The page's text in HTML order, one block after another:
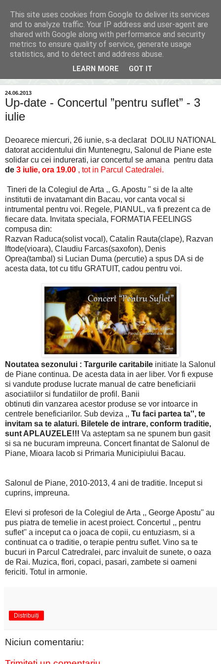
Inima Bacăului
Din inima Bacăului...spre inima ta...
24.06.2013
Up-date - Concertul ”pentru suflet” - 3
iulie
Deoarece miercuri, 26 iunie, s-a declarat DOLIU NATIONAL
datorat accidentului din Muntenegru, Salonul de Piane este
solidar cu cei indurerati, iar concertul se amana pentru data
de 3 iulie, ora 19.00 , tot in Parcul Catedralei.
Tineri de la Colegiul de Arta ,, G. Apostu '' si de la alte
institutii de invatamant din Bacau, vor canta vocal si
intrumental pentru voi. Regele, PIANUL, va fi prezent ca de
fiecare data. Invitata speciala, FORMATIA FEELINGS
compusa din:
Razvan Raduca(solist vocal), Catalin Rauta(clape), Razvan
Iftode(vioara), Claudiu Farcas(saxofon), Denis
Oprea(tambal) si Lucian Duma (percutie) a spus DA si de
acesta data, tot cu titlu GRATUIT, cadou pentru voi.
Noutatea sezonului : Targurile caritabile initiate la Salonul
de Piane continua. De acesta data in aer liber. Vor fi expuse
si vandute produse lucrate manual de catre beneficiarii
asociatiilor si fundatiilor de profil. Banii
obtinuti din vanzarea acestor produse se vor intoarce in
centrele beneficiarilor. Sub deviza ,, Tu faci partea ta'', te
invitam sa te alaturi. Biletele de intrare, conform traditie,
sunt APLAUZELE!!! Va asteptam sa ne spunem bun gasit
si sa ne bucuram impreuna. Concert finantat de Salonul de
Piane, Mioara Iacob si Primaria Municipiului Bacau.
Salonul de Piane, 2010-2013, 4 ani de traditie. Inceput si
cuprins, impreuna.
Elevi si profesori de la Colegiul de Arta ,, George Apostu'' au
pus piatra de temelie in acest proiect. Concertul ,, pentru
suflet'' a inceput ca o joaca de copii, cu entuziasm, si a
continuat ca o traditie, o terapie pentru suflet. Vino sa te
bucuri in Parcul Catredralei, parc invaluit de sunete, o oaza
de Rai. Muzica, flori, copaci, pasari, zambete si oameni
fericiti. Totul in armonie.
Distribuiți
Niciun comentariu:
This site uses cookies from Google to deliver its services
and to analyze traffic. Your IP address and user-agent are
shared with Google along with performance and security
metrics to ensure quality of service, generate usage
statistics, and to detect and address abuse.
LEARN MORE GOT IT